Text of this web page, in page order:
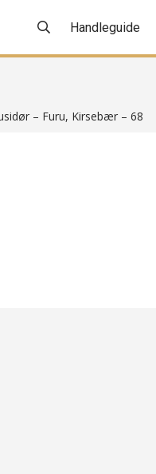
Handleguide
– Furu, Kirsebær – 68